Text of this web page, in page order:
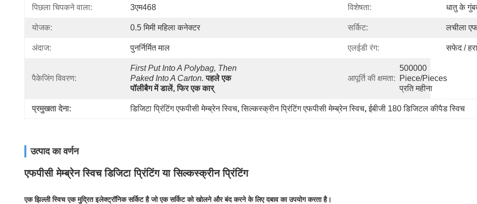
पिछला चिपकने वाला: 3एम468 विशेषता: धातु के
योजक: 0.5 मिमी महिला कनेक्टर सर्किट: लचीला
अंदाज: पुनर्निर्मित माल एलईडी रंग: सफेद /
पैकेजिंग विवरण:
First Put Into A Polybag, Then
Paked Into A Carton. पहले एक
पॉलीबैग में डालें, फिर एक कार्
आपूर्ति की क्षमता:
500000
Piece/Pieces
प्रति महीना
प्रमुखता देना: डिजिटा प्रिंटिंग एफपीसी मेम्ब्रेन स्विच, सिल्कस्क्रीन प्रिंटिंग एफपीसी मेम्ब्रेन स्विच, ईबीजी 180 डिजिटल कीपैड स्विच
उत्पाद का वर्णन
एफपीसी मेम्ब्रेन स्विच डिजिटा प्रिंटिंग या सिल्कस्क्रीन प्रिंटिंग
एक झिल्ली स्विच एक मुद्रित इलेक्ट्रॉनिक सर्किट है जो एक सर्किट को खोलने और बंद करने के लिए दबाव का उपयोग करता है।